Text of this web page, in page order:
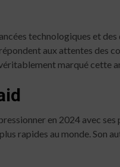
technologiques et
aux attentes des
marqué cette
en 2024 avec
rapides au monde.